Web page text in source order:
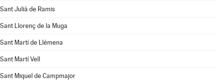
Sant Julià de Ramis
Sant Llorenç de la Muga
Sant Martí de Llémena
Sant Martí Vell
Sant Miquel de Campmajor